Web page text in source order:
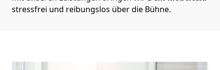
stressfrei und reibungslos über die Bühne.